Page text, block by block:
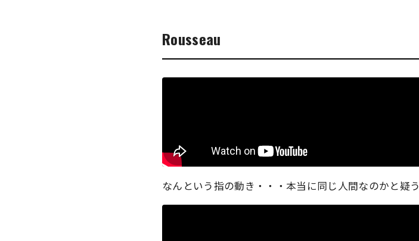
Rousseau
なんという指の動き・・・ 本当に同じ人間なのかと疑